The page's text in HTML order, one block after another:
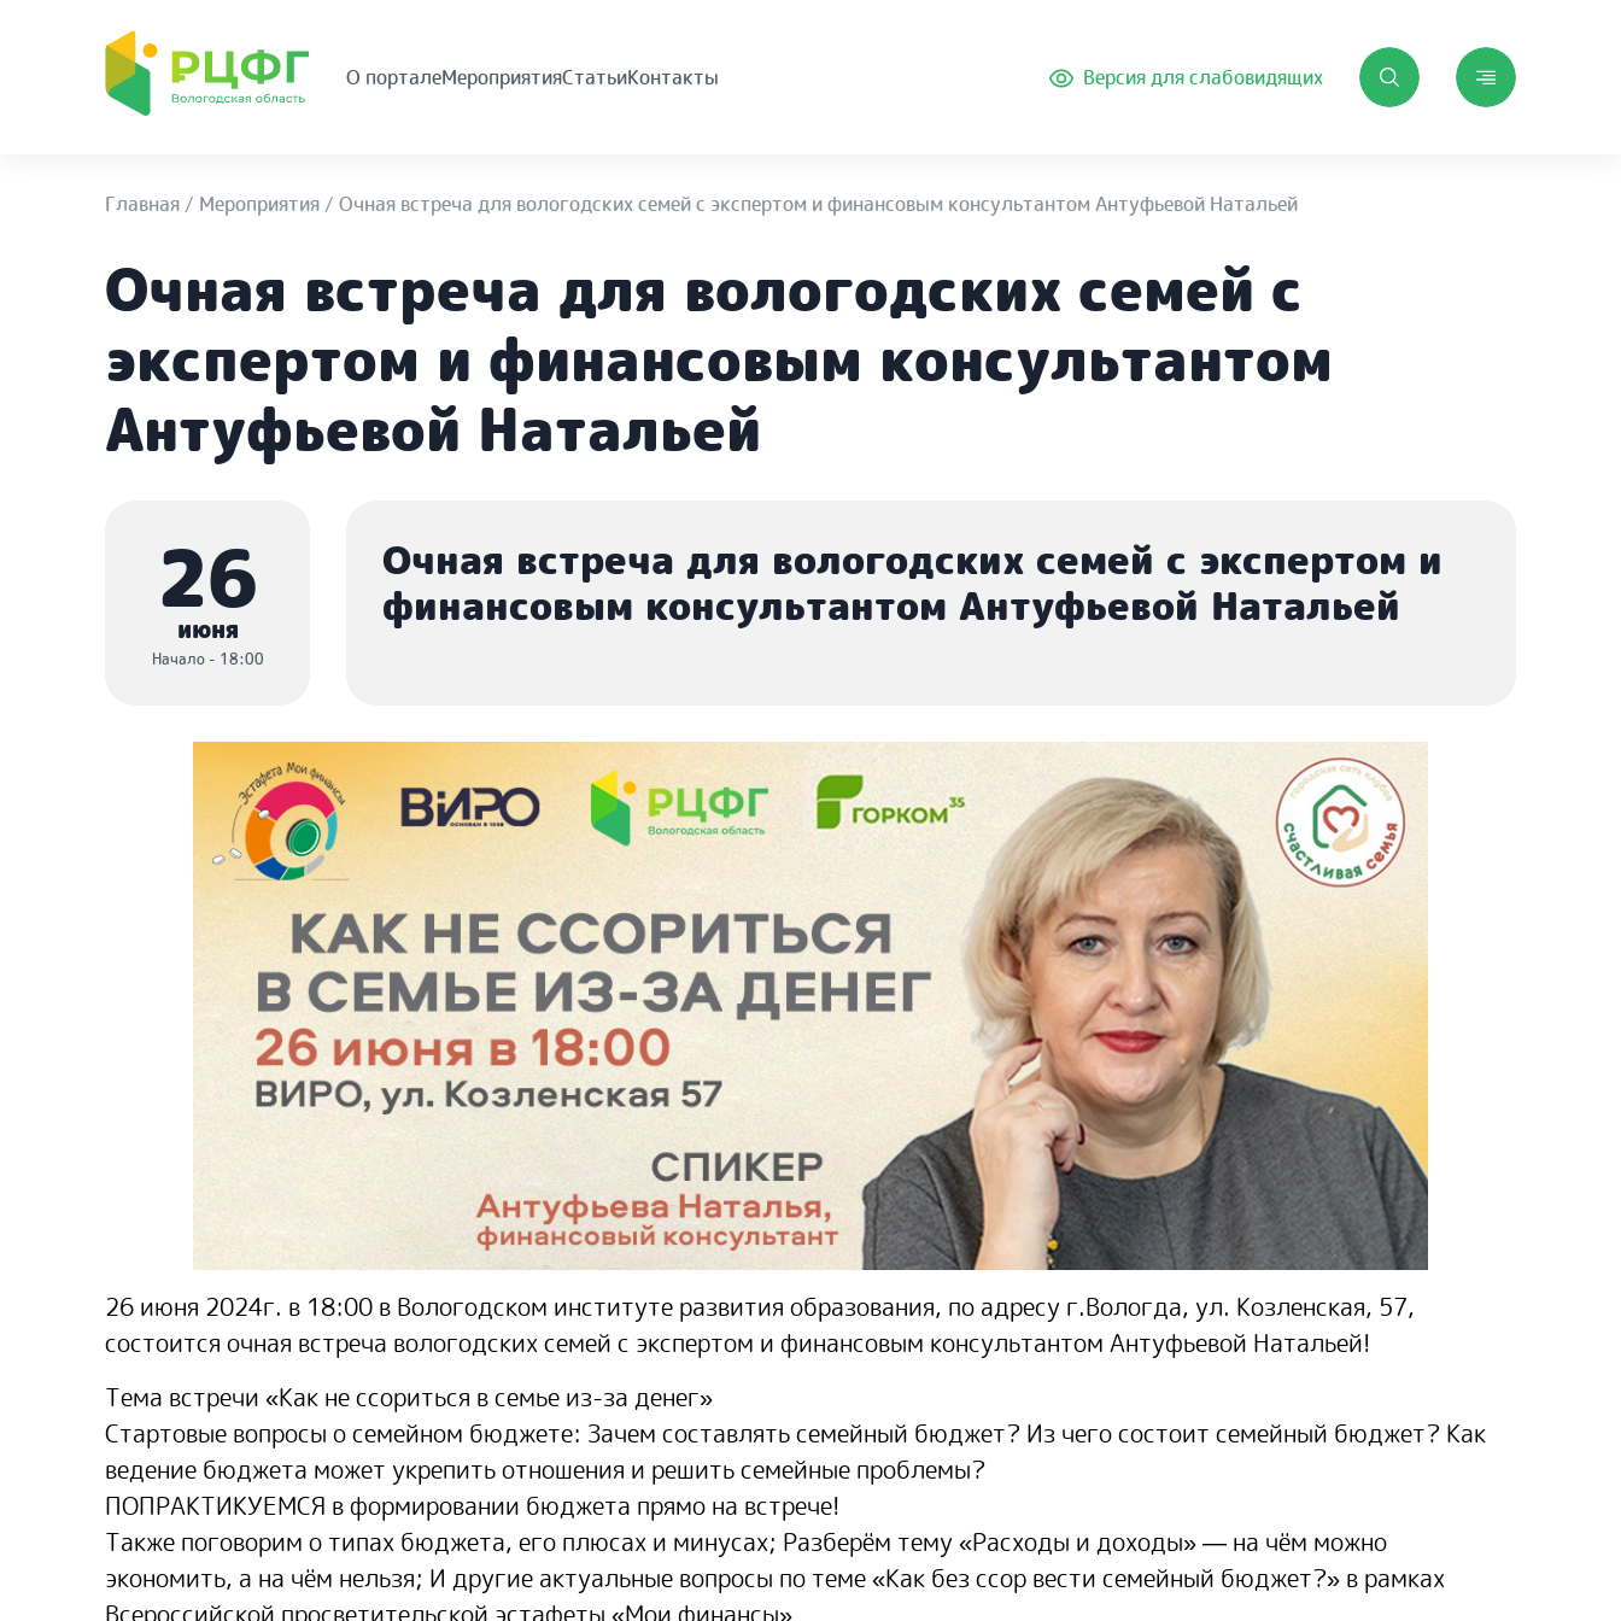
О порталеМероприятияСтатьиКонтакты Версия для слабовидящих
Главная / Мероприятия / Очная встреча для вологодских семей с экспертом и финансовым консультантом Антуфьевой Натальей
Очная встреча для вологодских семей с
экспертом и финансовым консультантом
Антуфьевой Натальей
26
июня
Начало - 18:00
Очная встреча для вологодских семей с экспертом и
финансовым консультантом Антуфьевой Натальей
26 июня 2024г. в 18:00 в Вологодском институте развития образования, по адресу г.Вологда, ул. Козленская, 57,
состоится очная встреча вологодских семей с экспертом и финансовым консультантом Антуфьевой Натальей!
Тема встречи «Как не ссориться в семье из-за денег»
Стартовые вопросы о семейном бюджете: Зачем составлять семейный бюджет? Из чего состоит семейный бюджет? Как
ведение бюджета может укрепить отношения и решить семейные проблемы?
ПОПРАКТИКУЕМСЯ в формировании бюджета прямо на встрече!
Также поговорим о типах бюджета, его плюсах и минусах; Разберём тему «Расходы и доходы» — на чём можно
экономить, а на чём нельзя; И другие актуальные вопросы по теме «Как без ссор вести семейный бюджет?» в рамках
Всероссийской просветительской эстафеты «Мои финансы»